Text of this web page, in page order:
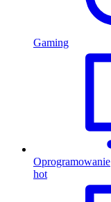
Gaming
Oprogramowanie
hot